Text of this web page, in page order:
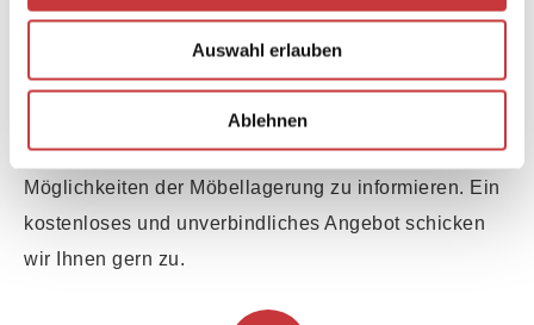
Auswahl erlauben
Ablehnen
Kontaktieren Sie uns um sich über die umfassenden
Möglichkeiten der Möbellagerung zu informieren. Ein
kostenloses und unverbindliches Angebot schicken
wir Ihnen gern zu.